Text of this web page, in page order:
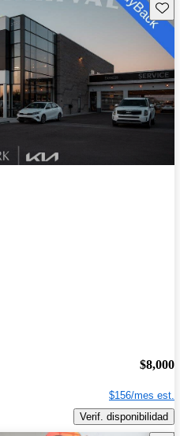
$8,000
$156/mes est.
Verif. disponibilidad